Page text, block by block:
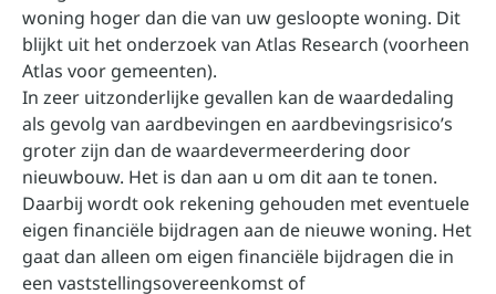
woning hoger dan die van uw gesloopte woning. Dit
blijkt uit het onderzoek van Atlas Research (voorheen
Atlas voor gemeenten).
In zeer uitzonderlijke gevallen kan de waardedaling
als gevolg van aardbevingen en aardbevingsrisico’s
groter zijn dan de waardevermeerdering door
nieuwbouw. Het is dan aan u om dit aan te tonen.
Daarbij wordt ook rekening gehouden met eventuele
eigen financiële bijdragen aan de nieuwe woning. Het
gaat dan alleen om eigen financiële bijdragen die in
een vaststellingsovereenkomst of